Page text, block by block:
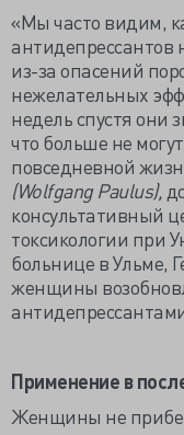
«Мы часто видим,
антидепрессантов
из-за опасений
нежелательных
недель спустя они
что больше не
повседневной
(Wolfgang Paulus),
консультативный
токсикологии при
больнице в Ульме,
женщины
Применение в
Женщины не